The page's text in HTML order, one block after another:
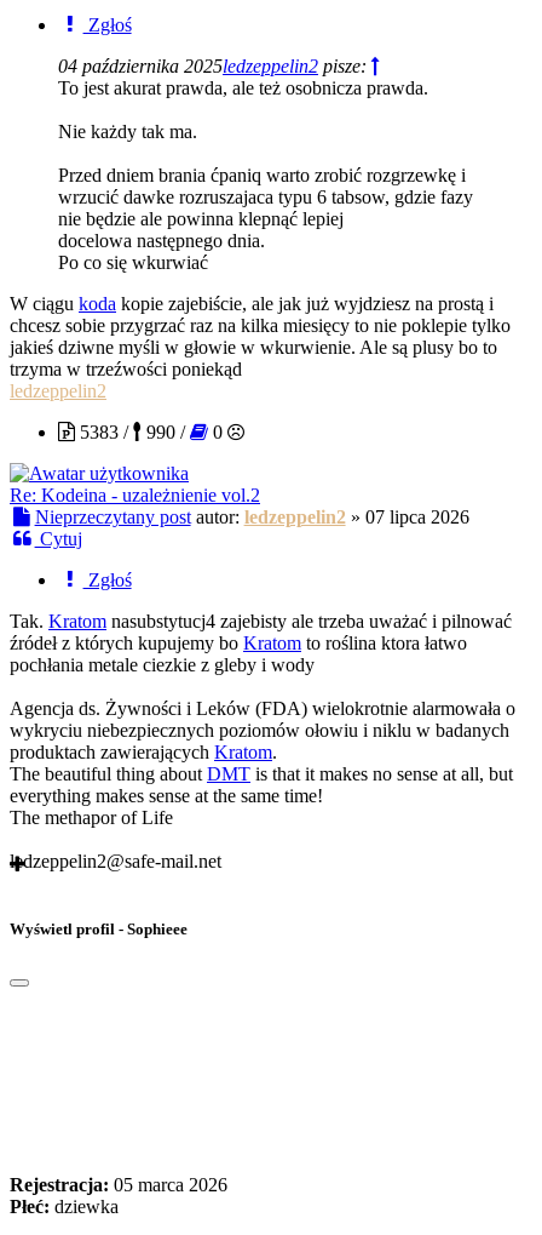
Zgłoś
04 października 2025ledzeppelin2 pisze:
To jest akurat prawda, ale też osobnicza prawda.
Nie każdy tak ma.
Przed dniem brania ćpaniq warto zrobić rozgrzewkę i
wrzucić dawke rozruszajaca typu 6 tabsow, gdzie fazy
nie będzie ale powinna klepnąć lepiej
docelowa następnego dnia.
Po co się wkurwiać
W ciągu koda kopie zajebiście, ale jak już wyjdziesz na prostą i
chcesz sobie przygrzać raz na kilka miesięcy to nie poklepie tylko
jakieś dziwne myśli w głowie w wkurwienie. Ale są plusy bo to
trzyma w trzeźwości poniekąd
ledzeppelin2
5383 /
990 / 0
Re: Kodeina - uzależnienie vol.2
Nieprzeczytany post autor: ledzeppelin2» 07 lipca 2026
Cytuj
Zgłoś
Tak. Kratom nasubstytucj4 zajebisty ale trzeba uważać i pilnować
źródeł z których kupujemy bo Kratom to roślina ktora łatwo
pochłania metale ciezkie z gleby i wody
Agencja ds. Żywności i Leków (FDA) wielokrotnie alarmowała o
wykryciu niebezpiecznych poziomów ołowiu i niklu w badanych
produktach zawierających Kratom.
The beautiful thing about DMT is that it makes no sense at all, but
everything makes sense at the same time!
The methapor of Life
ledzeppelin2@safe-mail.net
Wyświetl profil - Sophieee
Rejestracja: 05 marca 2026
Płeć: dziewka